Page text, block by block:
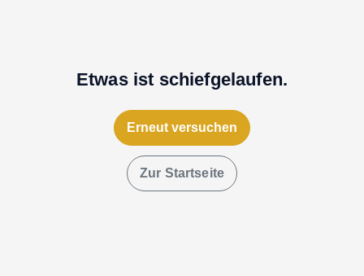
Etwas ist schiefgelaufen.
Erneut versuchen
Zur Startseite